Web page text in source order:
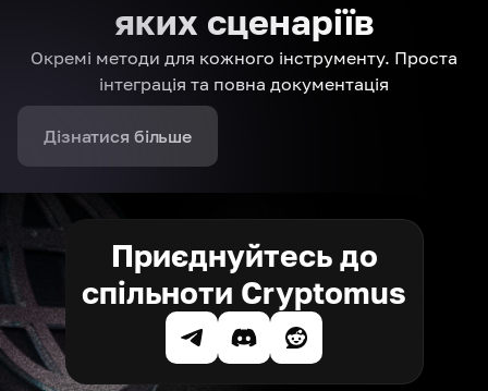
яких сценаріїв
Окремі методи для кожного інструменту. Проста
інтеграція та повна документація
Дізнатися більше
Приєднуйтесь до
спільноти Cryptomus